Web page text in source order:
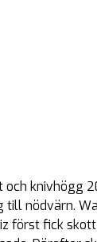
knivhögg
till nödvärn.
först fick